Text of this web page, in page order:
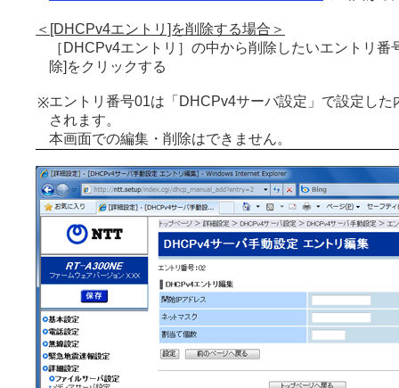
＜[DHCPv4エントリ]を削除する場合＞
［DHCPv4エントリ］の中から削除したいエントリ番
除]をクリックする
※エントリ番号01は「DHCPv4サーバ設定」で設定した
されます。
本画面での編集・削除はできません。